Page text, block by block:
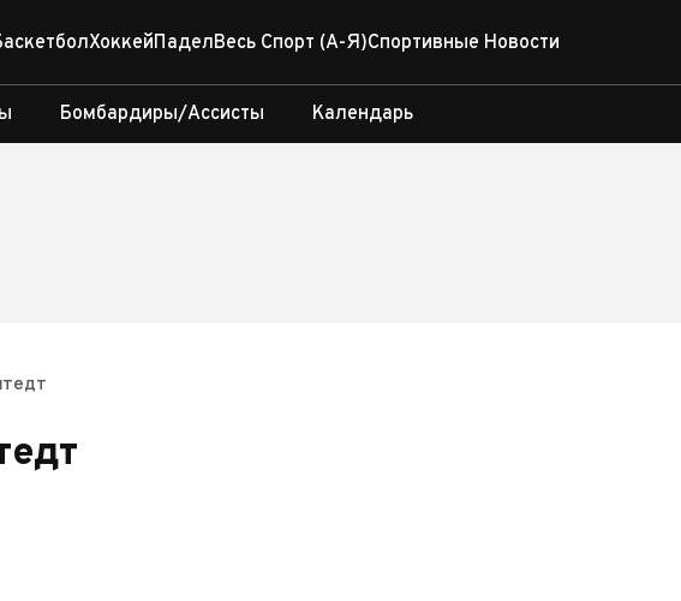
ХоккейПаделВесь Спорт (А-Я)Спортивные Новости
Бомбардиры/Ассисты Календарь